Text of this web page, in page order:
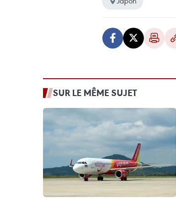
SUR LE MÊME SUJET